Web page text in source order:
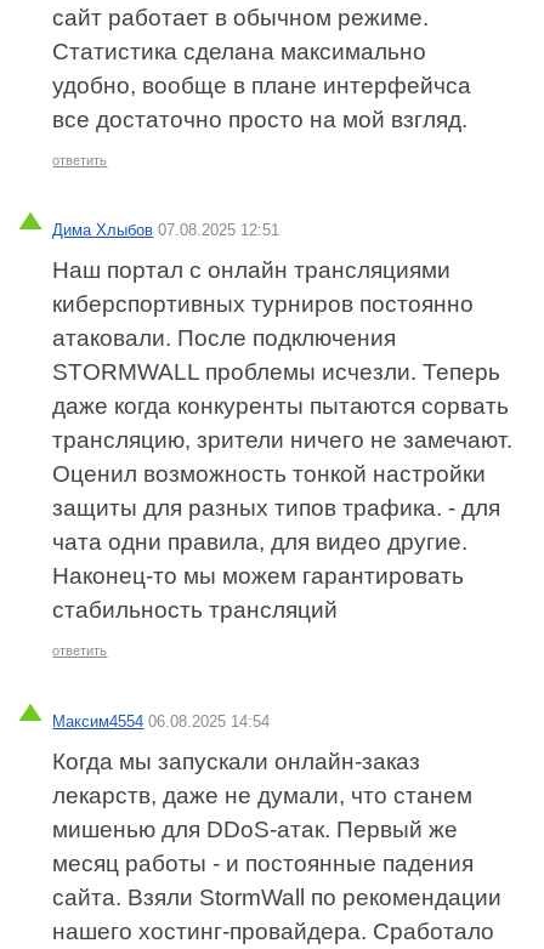
сайт работает в обычном режиме.
Статистика сделана максимально
удобно, вообще в плане интерфейчса
все достаточно просто на мой взгляд.
ответить
Дима Хлыбов 07.08.2025 12:51
Наш портал с онлайн трансляциями
киберспортивных турниров постоянно
атаковали. После подключения
STORMWALL проблемы исчезли. Теперь
даже когда конкуренты пытаются сорвать
трансляцию, зрители ничего не замечают.
Оценил возможность тонкой настройки
защиты для разных типов трафика. - для
чата одни правила, для видео другие.
Наконец-то мы можем гарантировать
стабильность трансляций
ответить
Максим4554 06.08.2025 14:54
Когда мы запускали онлайн-заказ
лекарств, даже не думали, что станем
мишенью для DDoS-атак. Первый же
месяц работы - и постоянные падения
сайта. Взяли StormWall по рекомендации
нашего хостинг-провайдера. Сработало